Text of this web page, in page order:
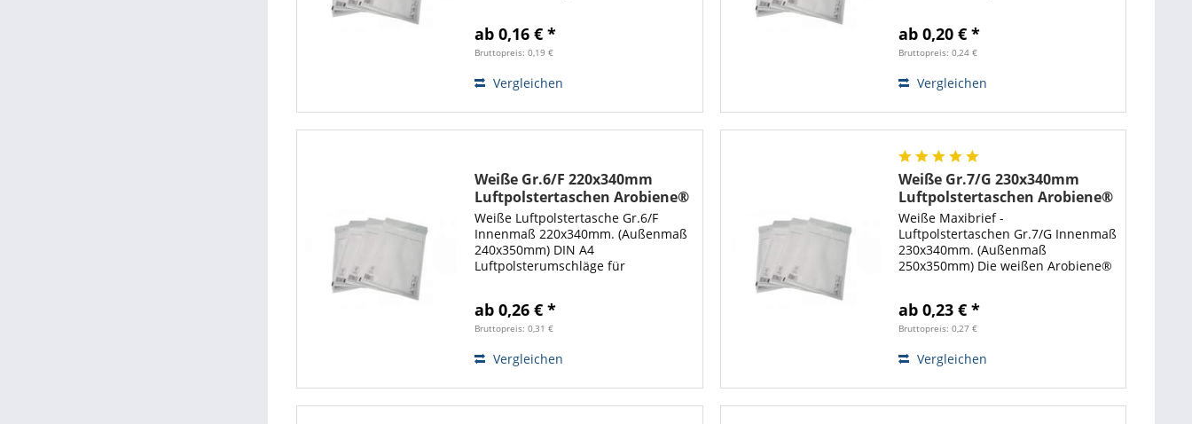
Versandverpackung für DVD bestens
geeignet. Mit...
ab 0,16 € *
Bruttopreis: 0,19 €
Vergleichen
Luftpolsterversandtasche ist optimal
zum Verschicken von empfindlichen
ab 0,20 € *
Bruttopreis: 0,24 €
Vergleichen
Weiße Gr.6/F 220x340mm
Luftpolstertaschen Arobiene®
Economy
Weiße Luftpolstertasche Gr.6/F
Innenmaß 220x340mm. (Außenmaß
240x350mm) DIN A4
Luftpolsterumschläge für
Arobiene® Luftpolstertasche ist
optimal zum Verschicken von
ab 0,26 € *
Bruttopreis: 0,31 €
Vergleichen
Weiße Gr.7/G 230x340mm
Luftpolstertaschen Arobiene®
Economy
Weiße Maxibrief -
Luftpolstertaschen Gr.7/G Innenmaß
230x340mm. (Außenmaß
250x350mm) Die weißen Arobiene®
geeignet. Mit diesen
Luftpolstertaschen sind Ihre
ab 0,23 € *
Bruttopreis: 0,27 €
Vergleichen